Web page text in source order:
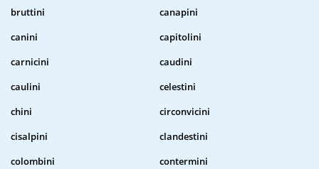
bruttini
canapini
canini
capitolini
carnicini
caudini
caulini
celestini
chini
circonvicini
cisalpini
clandestini
colombini
contermini